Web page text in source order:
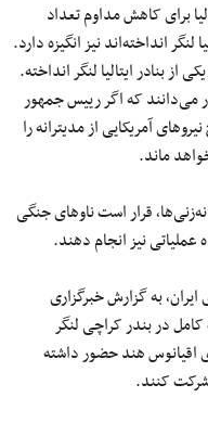
ایتالیا برای کاهش مداوم تعداد
انداخته‌اند نیز انگیزه دارد.
از بنادر ایتالیا لنگر انداخته.
می‌دانند که اگر رییس جمهور
آمریکایی از مدیترانه را
ماند.
همچنین به نوشته این منبع خبری و بر طبق گمانه‌‌زنی‌ها٬ قرار است ناوهای جنگی
عملیاتی نیز انجام دهند.
همچنین٬ علاوه بر مانور ناو ایتالیایی در آب‌های ایران٬ به گزارش خبرگزاری
کامل در بندر کراچی لنگر
مدت ۴ روز در آب‌های اقیانوس هند حضور داشته
شرکت کنند.